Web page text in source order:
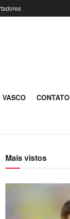
VASCO CONTATO
Mais vistos